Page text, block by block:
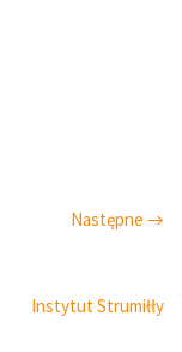
Następne →
Instytut Strumiłły